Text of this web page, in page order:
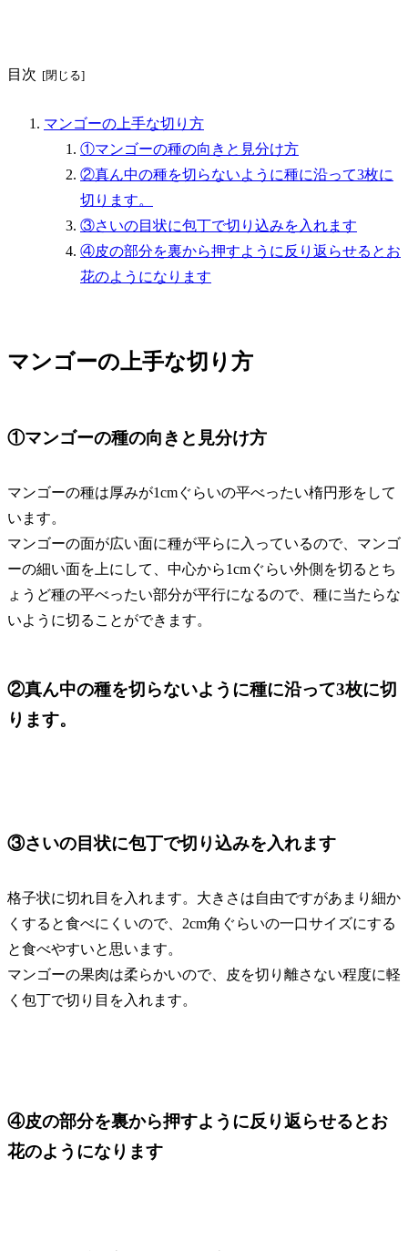
目次
マンゴーの上手な切り方
①マンゴーの種の向きと見分け方
②真ん中の種を切らないように種に沿って3枚に
切ります。
③さいの目状に包丁で切り込みを入れます
④皮の部分を裏から押すように反り返らせるとお
花のようになります
マンゴーの上手な切り方
①マンゴーの種の向きと見分け方
マンゴーの種は厚みが1cmぐらいの平べったい楕円形をして
います。
マンゴーの面が広い面に種が平らに入っているので、マンゴ
ーの細い面を上にして、中心から1cmぐらい外側を切るとち
ょうど種の平べったい部分が平行になるので、種に当たらな
いように切ることができます。
②真ん中の種を切らないように種に沿って3枚に切
ります。
③さいの目状に包丁で切り込みを入れます
格子状に切れ目を入れます。大きさは自由ですがあまり細か
くすると食べにくいので、2cm角ぐらいの一口サイズにする
と食べやすいと思います。
マンゴーの果肉は柔らかいので、皮を切り離さない程度に軽
く包丁で切り目を入れます。
④皮の部分を裏から押すように反り返らせるとお
花のようになります